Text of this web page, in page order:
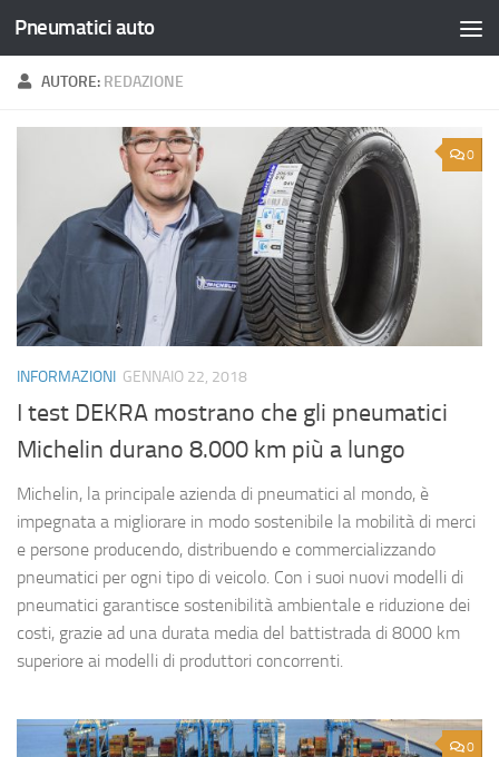
Salta al contenuto
Pneumatici auto
AUTORE: REDAZIONE
0
INFORMAZIONI GENNAIO 22, 2018
I test DEKRA mostrano che gli pneumatici
Michelin durano 8.000 km più a lungo
Michelin, la principale azienda di pneumatici al mondo, è
impegnata a migliorare in modo sostenibile la mobilità di merci
e persone producendo, distribuendo e commercializzando
pneumatici per ogni tipo di veicolo. Con i suoi nuovi modelli di
pneumatici garantisce sostenibilità ambientale e riduzione dei
costi, grazie ad una durata media del battistrada di 8000 km
superiore ai modelli di produttori concorrenti.
0